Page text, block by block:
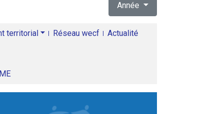
search
Année
territorial Réseau wecf Actualité